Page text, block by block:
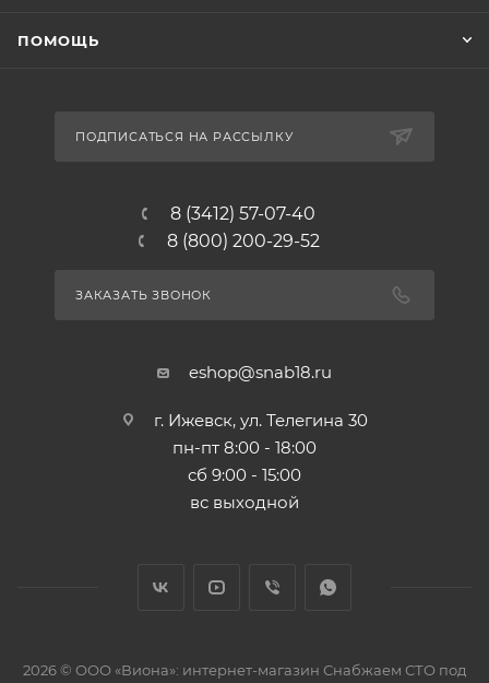
ПОМОЩЬ
ПОДПИСАТЬСЯ НА РАССЫЛКУ
8 (3412) 57-07-40
8 (800) 200-29-52
ЗАКАЗАТЬ ЗВОНОК
eshop@snab18.ru
г. Ижевск, ул. Телегина 30
пн-пт 8:00 - 18:00
сб 9:00 - 15:00
вс выходной
2026 © ООО «Виона»: интернет-магазин Снабжаем СТО под